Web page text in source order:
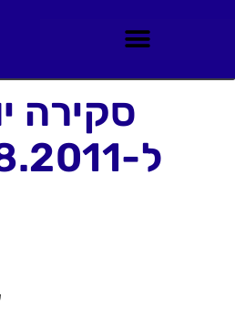
סקירה
ל-03.08.2011